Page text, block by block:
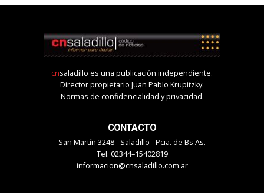
cnsaladillo es una publicación independiente.
Director propietario Juan Pablo Krupitzky.
Normas de confidencialidad y privacidad.
CONTACTO
San Martín 3248 - Saladillo - Pcia. de Bs As.
Tel: 02344–15402819
informacion@cnsaladillo.com.ar